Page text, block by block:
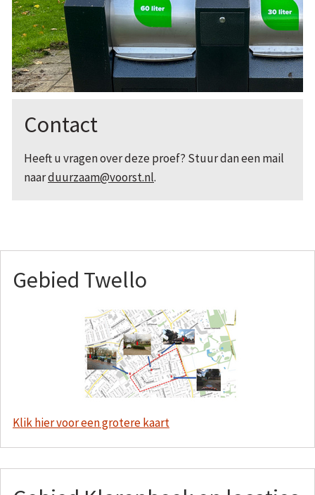
Contact
Heeft u vragen over deze proef? Stuur dan een mail
naarduurzaam@voorst.nl.
Gebied Twello
Klik hier voor een grotere kaart